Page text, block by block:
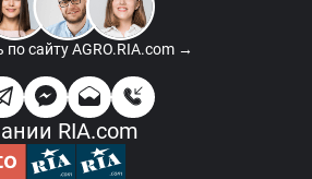
сайтуAGRO.RIA.com →
RIA.com